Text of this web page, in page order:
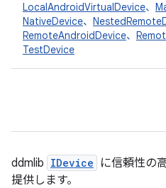
LocalAndroidVirtualDevice、
NativeDevice、
RemoteAndroidDevice、
TestDevice
ddmlib IDevice
に信頼性の
提供します。